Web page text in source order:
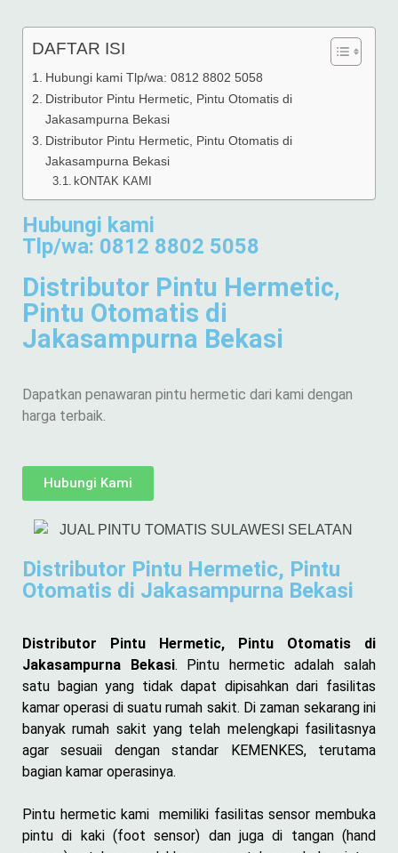
DAFTAR ISI
Hubungi kami Tlp/wa: 0812 8802 5058
Distributor Pintu Hermetic, Pintu Otomatis di
Jakasampurna Bekasi
Distributor Pintu Hermetic, Pintu Otomatis di
Jakasampurna Bekasi
kONTAK KAMI
Hubungi kami
Tlp/wa: 0812 8802 5058
Distributor Pintu Hermetic,
Pintu Otomatis di
Jakasampurna Bekasi
Dapatkan penawaran pintu hermetic dari kami dengan
harga terbaik.
Hubungi Kami
Distributor Pintu Hermetic, Pintu
Otomatis di Jakasampurna Bekasi
Distributor Pintu Hermetic, Pintu Otomatis di
Jakasampurna Bekasi. Pintu hermetic adalah salah
satu bagian yang tidak dapat dipisahkan dari fasilitas
kamar operasi di suatu rumah sakit. Di zaman sekarang ini
banyak rumah sakit yang telah melengkapi fasilitasnya
agar sesuaii dengan standar KEMENKES, terutama
bagian kamar operasinya.
Pintu hermetic kami memiliki fasilitas sensor membuka
pintu di kaki (foot sensor) dan juga di tangan (hand